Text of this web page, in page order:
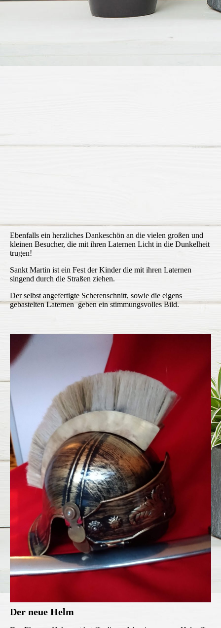
Ebenfalls ein herzliches Dankeschön an die vielen großen und
kleinen Besucher, die mit ihren Laternen Licht in die Dunkelheit
trugen!
Sankt Martin ist ein Fest der Kinder die mit ihren Laternen
singend durch die Straßen ziehen.
Der selbst angefertigte Scherenschnitt, sowie die eigens
gebastelten Laternen geben ein stimmungsvolles Bild.
Der neue Helm